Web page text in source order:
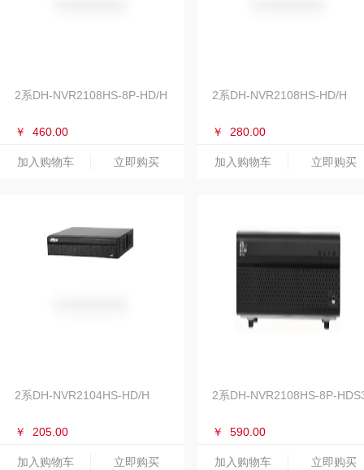
2系DH-NVR2108HS-8P-HD/H
￥ 460.00
加入购物车 立即购买
2系DH-NVR2108HS-HD/H
￥ 280.00
加入购物车 立即购买
2系DH-NVR2104HS-HD/H
￥ 205.00
加入购物车 立即购买
2系DH-NVR2108HS-8P-
￥ 590.00
加入购物车 立即购买